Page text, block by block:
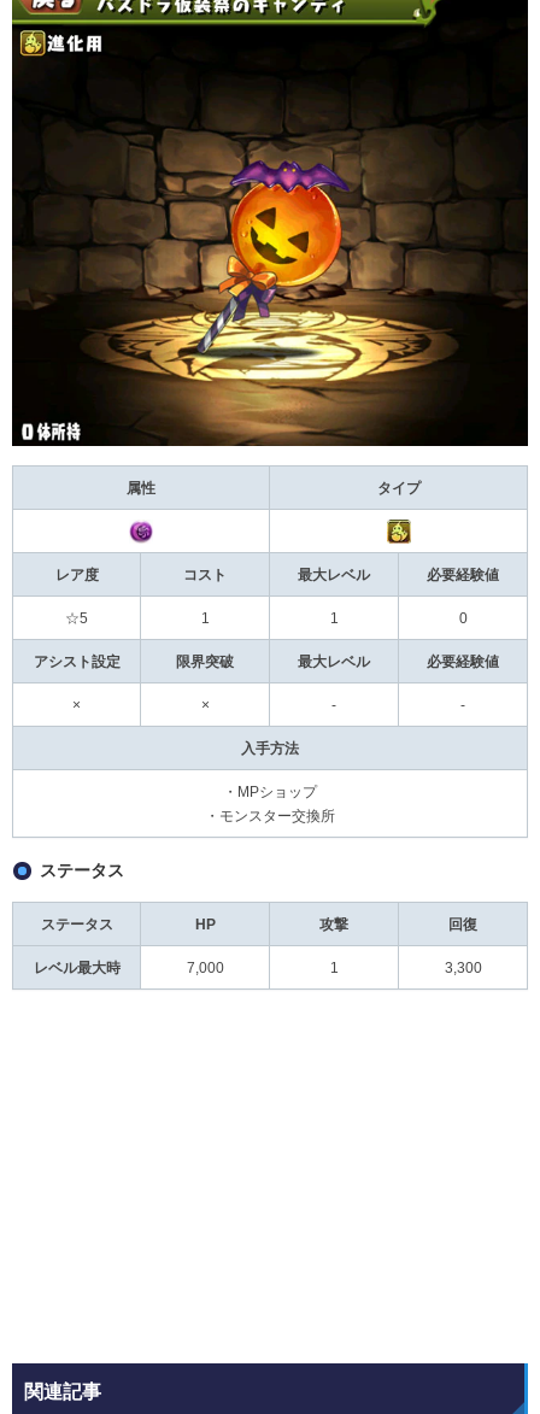
属性 タイプ
レア度 コスト 最大レベル 必要経験値
☆5 1 1 0
アシスト設定 限界突破 最大レベル 必要経験値
× × - -
入手方法
・MPショップ
・モンスター交換所
ステータス
ステータス HP 攻撃 回復
レベル最大時 7,000 1 3,300
関連記事